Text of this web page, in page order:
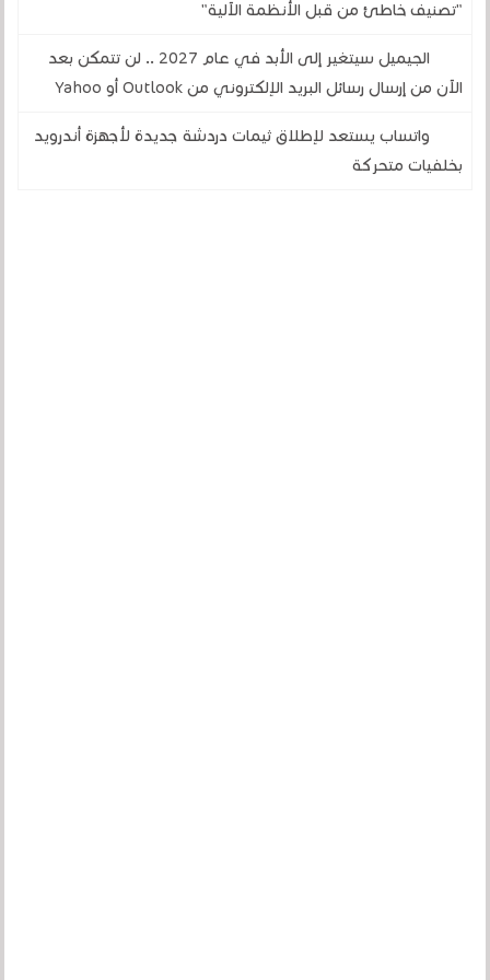
"تصنيف خاطئ من قبل الأنظمة الآلية"
الجيميل سيتغير إلى الأبد في عام 2027 .. لن تتمكن بعد
الآن من إرسال رسائل البريد الإلكتروني من Outlook أو Yahoo
واتساب يستعد لإطلاق ثيمات دردشة جديدة لأجهزة أندرويد
بخلفيات متحركة